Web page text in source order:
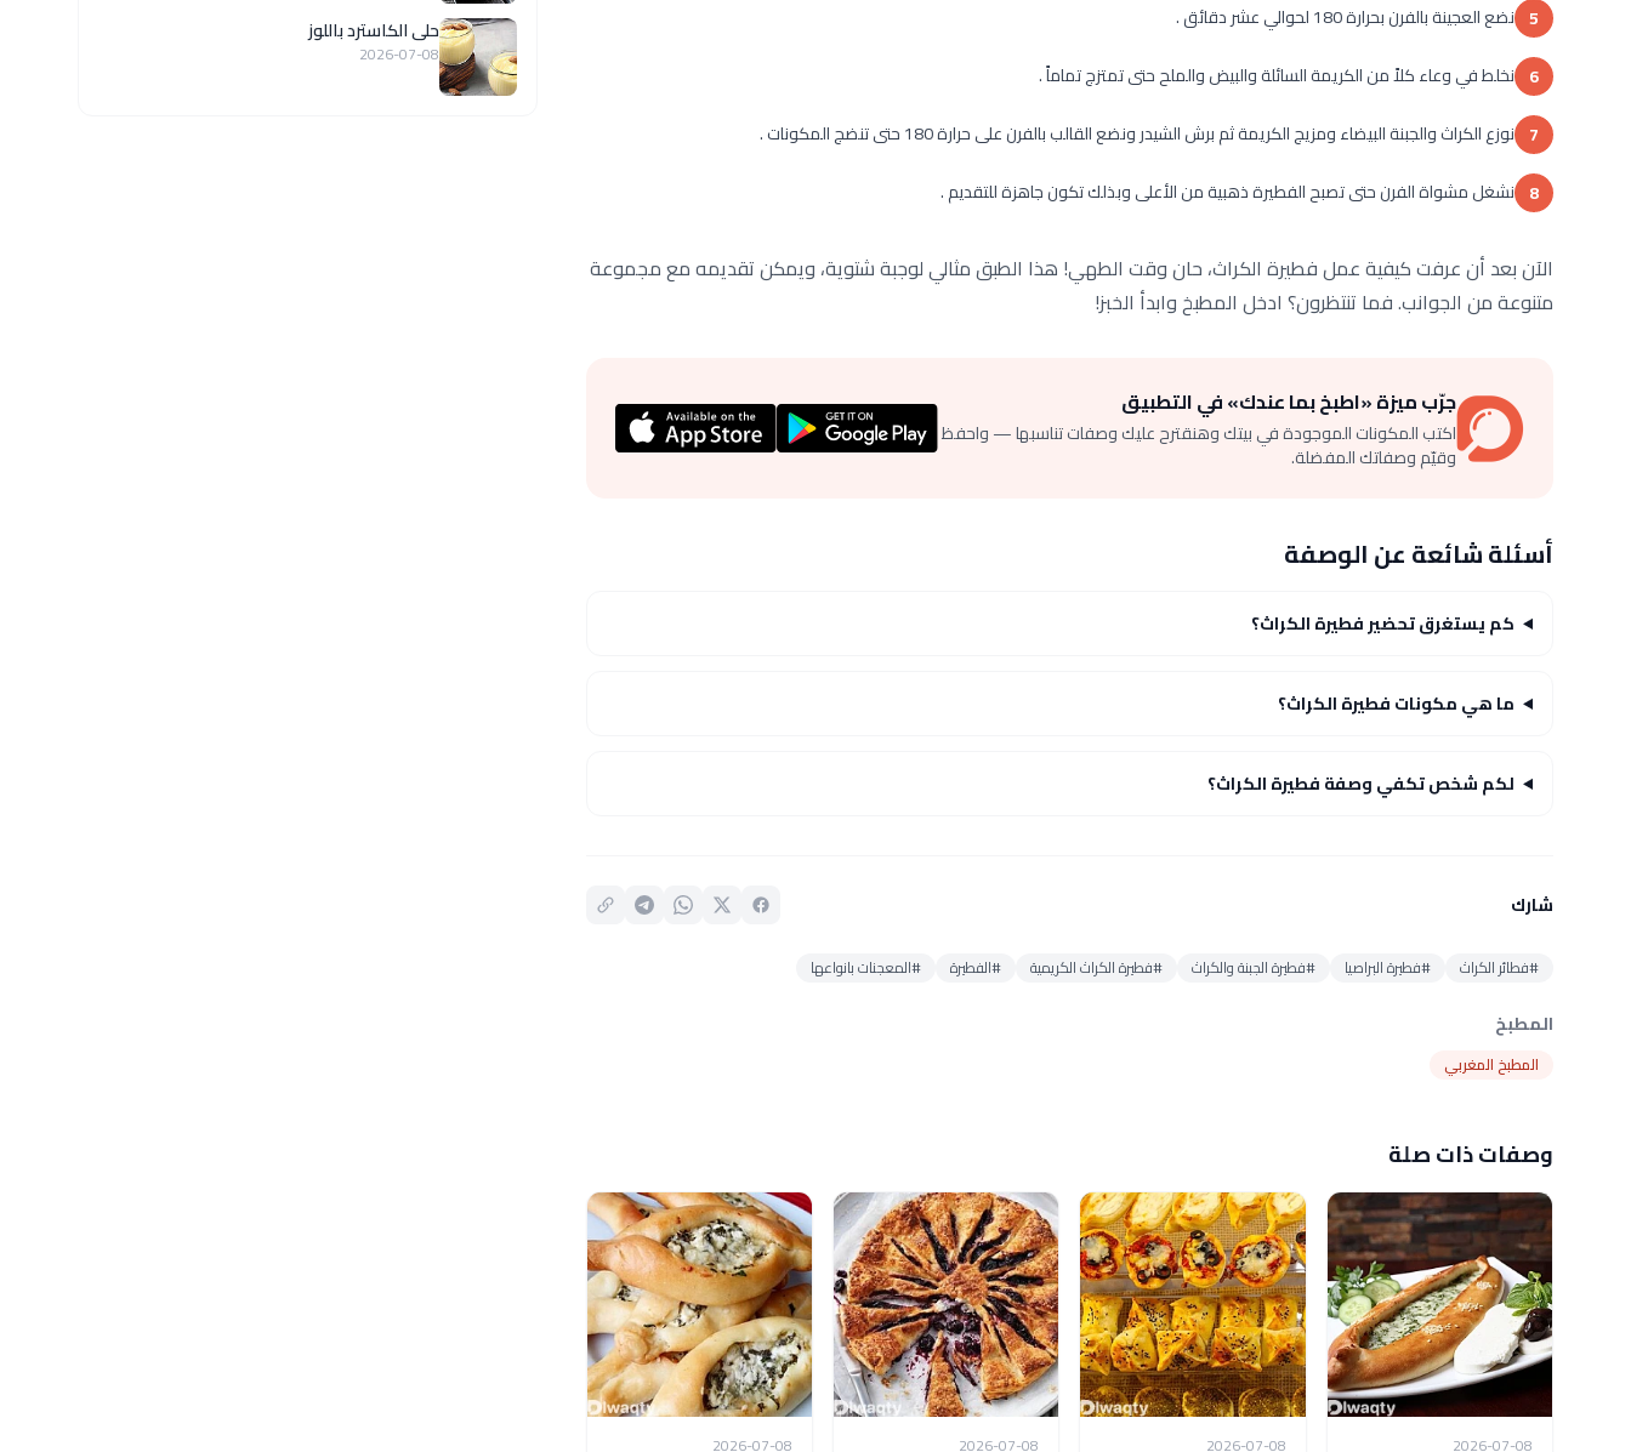
5 نضع العجينة بالفرن بحرارة 180 لحوالي عشر دقائق .
6 نخلط في وعاء كلاً من الكريمة السائلة والبيض والملح حتى تمتزج تماماً .
7 نوزع الكراث والجبنة البيضاء ومزيج الكريمة ثم برش الشيدر ونضع القالب بالفرن على حرارة 180 حتى تنضج المكونات .
8 نشغل مشواة الفرن حتى تصبح الفطيرة ذهبية من الأعلى وبذلك تكون جاهزة للتقديم .
الآن بعد أن عرفت كيفية عمل فطيرة الكراث، حان وقت الطهي! هذا الطبق مثالي لوجبة شتوية، ويمكن تقديمه مع مجموعة
متنوعة من الجوانب. فما تنتظرون؟ ادخل المطبخ وابدأ الخبز!
جرّب ميزة «اطبخ بما عندك» في التطبيق
اكتب المكونات الموجودة في بيتك وهنقترح عليك وصفات تناسبها — واحفظ
وقيّم وصفاتك المفضلة.
أسئلة شائعة عن الوصفة
كم يستغرق تحضير فطيرة الكراث؟
ما هي مكونات فطيرة الكراث؟
لكم شخص تكفي وصفة فطيرة الكراث؟
شارك
#فطائر الكراث #فطيرة البراصيا #فطيرة الجبنة والكراث #فطيرة الكراث الكريمية #الفطيرة #المعجنات بانواعها
المطبخ
المطبخ المغربي
وصفات ذات صلة
2026-07-08
2026-07-08
2026-07-08
2026-07-08
حلى الكاسترد باللوز
2026-07-08